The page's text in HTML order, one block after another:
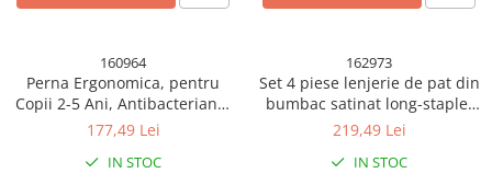
160964
Perna Ergonomica, pentru
Copii 2-5 Ani, Antibacteriana,
5D, Revenire Lenta, 38 x 67 x
177,49 Lei
IN STOC
162973
Set 4 piese lenjerie de pat din
bumbac satinat long-staple,
jacquard, premium
219,49 Lei
IN STOC